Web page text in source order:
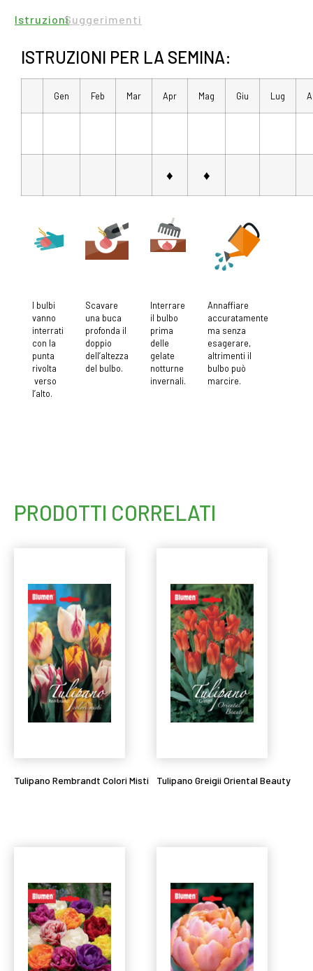
IstruzioniSuggerimenti
ISTRUZIONI PER LA SEMINA:
Gen Feb Mar Apr Mag Giu Lug
♦ ♦
I bulbi
vanno
interrati
con la
punta
rivolta
verso
l’alto.
Scavare
una buca
profonda il
doppio
dell’altezza
del bulbo.
Interrare
il bulbo
prima
delle
gelate
notturne
invernali.
Annaffiare
accuratamente
ma senza
esagerare,
altrimenti il
bulbo può
marcire.
PRODOTTI CORRELATI
Tulipano Rembrandt Colori Misti Tulipano Greigii Oriental Beauty